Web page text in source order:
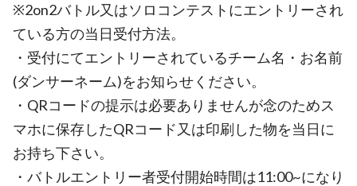
※2on2バトル又はソロコンテストにエントリーされ
ている方の当日受付方法。
・受付にてエントリーされているチーム名・お名前
(ダンサーネーム)をお知らせください。
・QRコードの提示は必要ありませんが念のためス
マホに保存したQRコード又は印刷した物を当日に
お持ち下さい。
・バトルエントリー者受付開始時間は11:00~になり